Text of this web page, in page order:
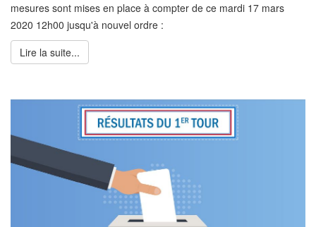
mesures sont mises en place à compter de ce mardi 17 mars
2020 12h00 jusqu'à nouvel ordre :
Lire la suite...